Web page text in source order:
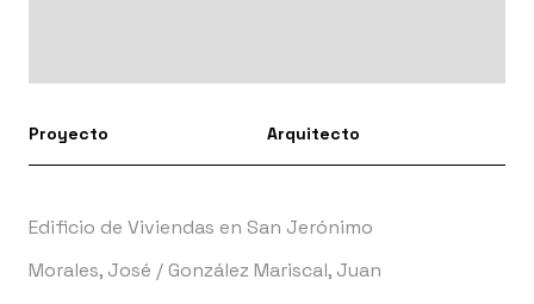
Proyecto Arquitecto
Edificio de Viviendas en San Jerónimo
Morales, José /González Mariscal, Juan